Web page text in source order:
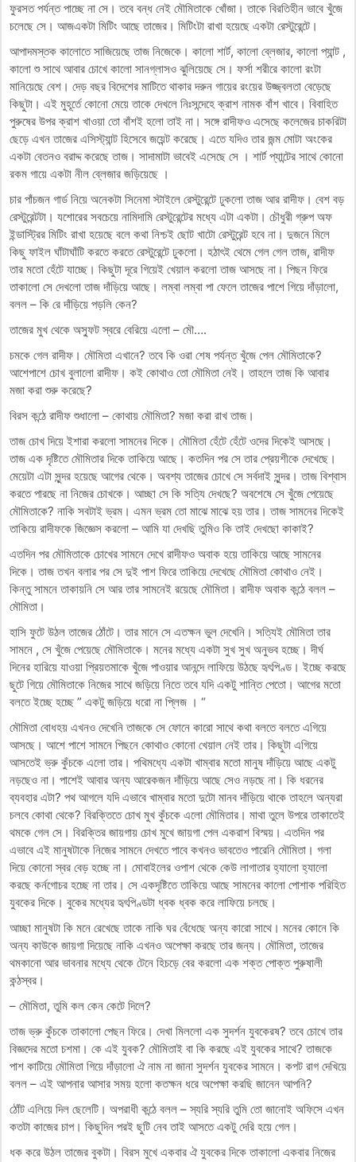
ফুরসত পর্যন্ত পাচ্ছে না সে। তবে বন্ধ নেই মৌমিতাকে খোঁজা। তাকে বিরতিহীন ভাবে খুঁজে
চলেছে সে। আজএকটা মিটিং আছে তাজের। মিটিংটা রাখা হয়েছে একটা রেস্টুরেন্টে।
আপাদমস্তক কালোতে সাজিয়েছে তাজ নিজেকে। কালো শার্ট, কালো ব্লেজার, কালো প্যান্ট ,
কালো শু সাথে আবার চোখে কালো সানগ্লাসও ঝুলিয়েছে সে। ফর্সা শরীরে কালো রংটা
মানিয়েছে বেশ। দেড় বছর বিদেশের মাটিতে থাকার দরুন গায়ের রংয়ের উজ্জ্বলতা বেড়েছে
কিছুটা। এই মুহূর্তে কোনো মেয়ে তাকে দেখলে নিঃসন্দেহে ক্রাশ নামক বাঁশ খাবে। বিবাহিত
পুরুষের উপর ক্রাশ খাওয়া তো বাঁশই হলো তাই না। সঙ্গে রাদীফও এসেছে কলেজের চাকরিটা
ছেড়ে এখন তাজের এসিস্ট্যান্ট হিসেবে জয়েন্ট করেছে। এতে যদিও তার জন্ম মোটা অংকের
একটা বেতনও বরাদ্দ করেছে তাজ। সাদামাটা ভাবেই এসেছে সে । শার্ট প্যান্টের সাথে কোনো
রকম গায়ে একটা নীল ব্লেজার জড়িয়েছে ।
চার পাঁচজন গার্ড নিয়ে অনেকটা সিনেমা স্টাইলে রেস্টুরেন্টে ঢুকলো তাজ আর রাদীফ। বেশ বড়
রেস্টুরেন্টটা‌। যশোরের সবচেয়ে নামিদামি রেস্টুরেন্টের মধ্যে এটা একটা। চৌধুরী গ্রুপ অফ
ইন্ডাস্ট্রির মিটিং রাখা হয়েছে বলে কথা নিশ্চই ছোট খাটো রেস্টুরেন্ট হবে না। দুজনে মিলে
কিছু ফাইল ঘাঁটাঘাঁটি করতে করতে রেস্টুরেন্টে ঢুকলো। হঠাৎই থেমে গেল গেল তাজ, রাদীফ
তার মতো হেঁটে যাচ্ছে। কিছুটা দূরে গিয়েই খেয়াল করলো তাজ আসছে না। পিছন ফিরে
তাকালো সে দেখলো তাজ দাঁড়িয়ে আছে। লম্বা লম্বা পা ফেলে তাজের পাশে গিয়ে দাঁড়ালো,
বলল – কি রে দাঁড়িয়ে পড়লি কেন?
তাজের মুখ থেকে অস্ফুট স্বরে বেরিয়ে এলো – মৌ….
চমকে গেল রাদীফ। মৌমিতা এখানে? তবে কি ওরা শেষ পর্যন্ত খুঁজে পেল মৌমিতাকে?
আশেপাশে চোখ বুলালো রাদীফ। কই কোথাও তো মৌমিতা নেই। তাহলে তাজ কি আবার
মজা করা শুরু করেছে?
বিরস কন্ঠে রাদীফ শুধালো – কোথায় মৌমিতা? মজা করা রাখ তাজ।
তাজ চোখ দিয়ে ইশারা করলো সামনের দিকে। মৌমিতা হেঁটে হেঁটে ওদের দিকেই আসছে।
তাজ এক দৃষ্টিতে মৌমিতার দিকে তাকিয়ে আছে। কতদিন পর সে তার প্রেয়শীকে দেখেছে।
মেয়েটা এটা সুন্দর হয়েছে আগের থেকে। অবশ্য তাজের চোখে সে সর্বদাই সুন্দর। তাজ বিশ্বাস
করতে পারছে না নিজের চোখকে। আচ্ছা সে কি সত্যি দেখছে? অবশেষে সে খুঁজে পেয়েছে
মৌমিতাকে? নাকি সবটাই ভ্রম। এমন ভ্রম তো মাঝে মাঝে হয় তার। তাজ সামনের দিকেই
তাকিয়ে রাদীফকে জিজ্ঞেস করলো – আমি যা দেখছি তুমিও কি তাই দেখছো কাকাই?
এতদিন পর মৌমিতাকে চোখের সামনে দেখে রাদীফও অবাক হয়ে তাকিয়ে আছে সামনের
দিকে। তাজ তখন বলার পর সে দুই পাশ ফিরে তাকিয়ে দেখেছে মৌমিতা কোথাও নেই।
কিন্তু সামনে তাকায়নি সে আর তার সামনেই রয়েছে মৌমিতা। রাদীফ অবাক কন্ঠে বলল –
মৌমিতা।
হাসি ফুটে উঠল তাজের ঠোঁটে। তার মানে সে এতক্ষন ভুল দেখেনি। সত্যিই মৌমিতা তার
সামনে , সে খুঁজে পেয়েছে মৌমিতাকে। মনের মধ্যে একটা সুখ সুখ অনুভব হচ্ছে। দীর্ঘ
দিনের হারিয়ে যাওয়া প্রিয়তমাকে খুঁজে পাওয়ার আনন্দে লাফিয়ে উঠছে হৃৎপিণ্ড। ইচ্ছে করছে
ছুটে গিয়ে মৌমিতাকে নিজের সাথে জড়িয়ে নিতে তবে যদি একটু শান্তি পেতো। আগের মতো
বলতে ইচ্ছে হচ্ছে ” একটু জড়িয়ে ধরো না প্লিজ । “
মৌমিতা বোধহয় এখনও দেখেনি তাজকে সে ফোনে কারো সাথে কথা বলতে বলতে এগিয়ে
আসছে। আশে পাশে সামনে পিছনে কোথাও কোনো খেয়াল নেই তার। কিছুটা এগিয়ে
আসতেই ভ্রু কুঁচকে এলো তার। পথিমধ্যে একটা খাম্বার মতো মানুষ দাঁড়িয়ে আছে একটু
নড়ছেও না। পাশেই আবার অন্য আরেকজন দাঁড়িয়ে আছে সেও নড়ছে না। কি ধরনের
ব্যবহার এটা? পথ আগলে যদি এভাবে খাম্বার মতো দুটো মানব দাঁড়িয়ে থাকে তাহলে অন্যরা
চলবে কোথা থেকে? বিরক্তিতে চোখ মুখ কুঁচকে এলো মৌমিতার। মাথা তুলে উপরে তাকাতেই
থমকে গেল সে। বিরক্তির জায়গায় চোখ মুখে জায়গা পেল একরাশ বিস্ময়। এতদিন পর
এভাবে এই মানুষটাকে নিজের সামনে দেখতে পাবে কখনও ভাবতেও পারেনি মৌমিতা। গলা
দিয়ে কোনো স্বর বেড় হচ্ছে না। মোবাইলের ওপাশ থেকে কেউ লাগাতার হ্যালো হ্যালো
করছে কর্নগোচর হচ্ছে না তার। সে একদৃষ্টিতে তাকিয়ে আছে সামনের কালো পোশাক পরিহিত
যুবকের দিকে। বুকের মধ্যের হৃৎপিণ্ডটা ধ্বক ধ্বক করে লাফিয়ে চলছে।
আচ্ছা মানুষটা কি মনে রেখেছে তাকে নাকি ঘর বেঁধেছে অন্য কারো সাথে। মনের কোনে কি
অন্য কাউকে জায়গা দিয়েছে নাকি এখনও অপেক্ষা করছে তার জন্য। মৌমিতা, তাজের
থমকানো আর ভাবনার মধ্যে থেকে টেনে হিচড়ে বের করলো এক শক্ত পোক্ত পুরুষালী
কন্ঠস্বর।
– মৌমিতা, তুমি কল কেন কেটে দিলে?
তাজ ভ্রু কুঁচকে তাকালো পেছন ফিরে। দেখা মিললো এক সুদর্শন যুবকেরষ? তবে চোখে তার
বিজ্ঞদের মতো চশমা। কে এই যুবক? মৌমিতাই বা কি করছে এই যুবকের সাথে? তাজকে
পাশ কাটিয়ে মৌমিতা গিয়ে দাঁড়ালো ঐ নাম না জানা সুদর্শন যুবকের সামনে। কপট রাগ দেখিয়ে
বলল – এই আপনার আসার সময় হলো কতক্ষন ধরে অপেক্ষা করছি জানেন আপনি?
ঠোঁট এলিয়ে দিল ছেলেটি। অপরাধী কন্ঠে বলল – স্যরি স্যরি তুমি তো জানোই অফিসে এখন
কতটা কাজের চাপ। কিছুদিন পরই ছুটি নেব তাই আসতে একটু দেরি হয়ে গেল।
ধক করে উঠল তাজের বুকটা। বিরস মুখে একবার ঐ যুবকের দিকে তাকালো একবার নিজের